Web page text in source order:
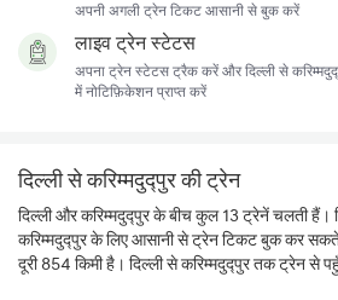
अपनी अगली ट्रेन टिकट आसानी से बुक करें
लाइव ट्रेन स्टेटस
अपना ट्रेन स्टेटस ट्रैक करें और दिल्ली से
में नोटिफ़िकेशन प्राप्त करें
दिल्ली से करिम्मदुद्पुर की ट्रेन
दिल्ली और करिम्मदुद्पुर के बीच कुल 13 ट्रेनें चलती
करिम्मदुद्पुर के लिए आसानी से ट्रेन टिकट बुक कर सकते
दूरी 854 किमी है। दिल्ली से करिम्मदुद्पुर तक ट्रेन